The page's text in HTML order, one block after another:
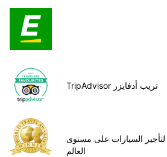
TripAdvisor تريب أدفايزر
لتأجير السيارات على مستوى
العالم